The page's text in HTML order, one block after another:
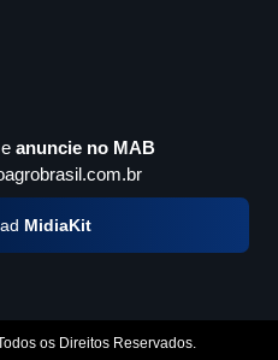
anuncie no MAB
MidiaKit
os Direitos Reservados.